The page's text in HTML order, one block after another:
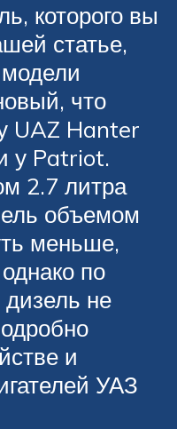
которого вы
статье,
что
UAZ Hanter
у Patriot.
2.7 литра
объемом
меньше,
по
не
и
УАЗ